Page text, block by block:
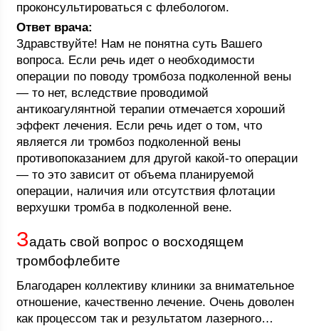
проконсультироваться с флебологом.
Ответ врача:
Здравствуйте! Нам не понятна суть Вашего
вопроса. Если речь идет о необходимости
операции по поводу тромбоза подколенной вены
— то нет, вследствие проводимой
антикоагулянтной терапии отмечается хороший
эффект лечения. Если речь идет о том, что
является ли тромбоз подколенной вены
противопоказанием для другой какой-то операции
— то это зависит от объема планируемой
операции, наличия или отсутствия флотации
верхушки тромба в подколенной вене.
Задать свой вопрос о восходящем
тромбофлебите
Благодарен коллективу клиники за внимательное
отношение, качественно лечение. Очень доволен
как процессом так и результатом лазерного…